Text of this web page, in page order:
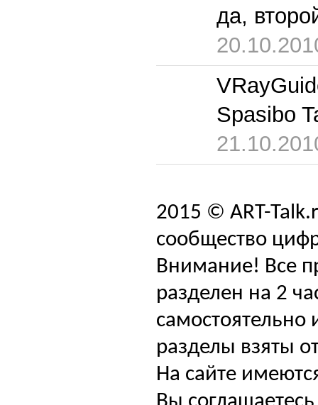
да,
Spasibo
2015 © ART-
сообщество
Внимание! Все
разделен на 2
самостоятельно
разделы взяты
На сайте